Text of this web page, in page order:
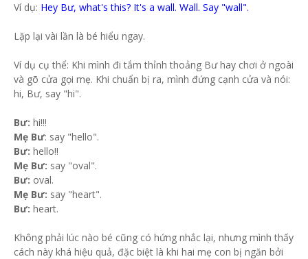
Ví dụ: Hey Bư, what's this? It's a wall. Wall. Say "wall".
Lặp lại vài lần là bé hiểu ngay.
Ví dụ cụ thể: Khi mình đi tắm thỉnh thoảng Bư hay chơi ở ngoài
và gõ cửa gọi mẹ. Khi chuẩn bị ra, mình đứng cạnh cửa và nói:
hi, Bư, say "hi".
Bư: hi!!!
Mẹ Bư: say "hello".
Bư: hello!!
Mẹ Bư: say "oval".
Bư: oval.
Mẹ Bư: say "heart".
Bư: heart.
Không phải lúc nào bé cũng có hứng nhắc lại, nhưng mình thấy
cách này khá hiệu quả, đặc biệt là khi hai mẹ con bị ngăn bởi